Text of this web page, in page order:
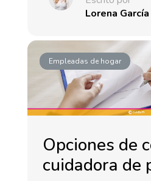
Lorena García
Empleadas de hogar
Opciones de
cuidadora de